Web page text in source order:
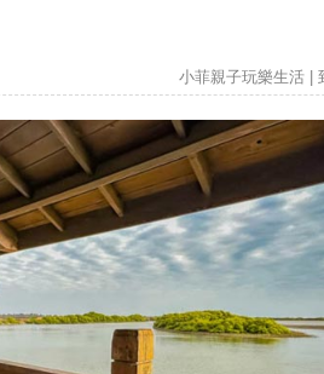
小菲親子玩樂生活 |